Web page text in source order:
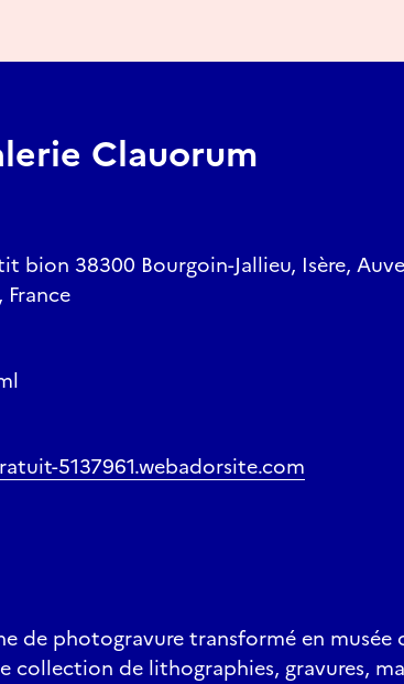
Clauorum
bion 38300 Bourgoin-Jallieu, Isère,
France
5137961.webadorsite.com
de photogravure transformé en musée
collection de lithographies, gravures,